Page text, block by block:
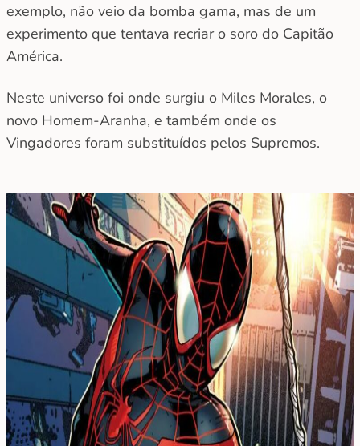
exemplo, não veio da bomba gama, mas de um
experimento que tentava recriar o soro do Capitão
América.
Neste universo foi onde surgiu o Miles Morales, o
novo Homem-Aranha, e também onde os
Vingadores foram substituídos pelos Supremos.